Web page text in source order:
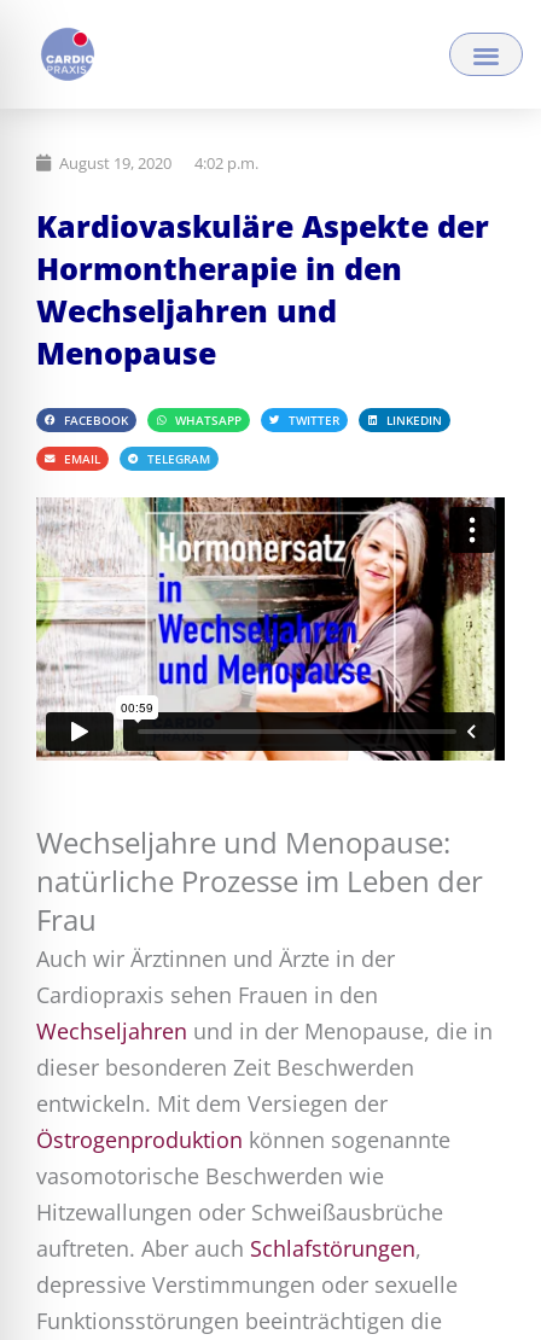
Inhalt
springen
August 19, 2020 4:02 p.m.
Kardiovaskuläre Aspekte der
Hormontherapie in den
Wechseljahren und
Menopause
FACEBOOK WHATSAPP TWITTER LINKEDIN
EMAIL TELEGRAM
Wechseljahre und Menopause:
natürliche Prozesse im Leben der
Frau
Auch wir Ärztinnen und Ärzte in der
Cardiopraxis sehen Frauen in den
Wechseljahren und in der Menopause, die in
dieser besonderen Zeit Beschwerden
entwickeln. Mit dem Versiegen der
Östrogenproduktion können sogenannte
vasomotorische Beschwerden wie
Hitzewallungen oder Schweißausbrüche
auftreten. Aber auch Schlafstörungen,
depressive Verstimmungen oder sexuelle
Funktionsstörungen beeinträchtigen die